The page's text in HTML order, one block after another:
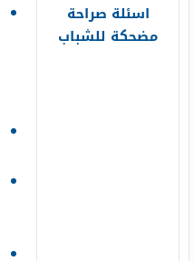
اسئلة صراحة
مضحكة للشباب